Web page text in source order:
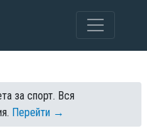
за спорт. Вся
Перейти →